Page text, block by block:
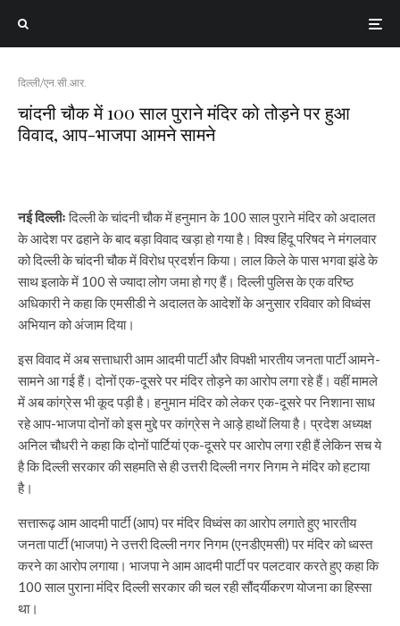
दिल्ली/एन.सी.आर.
चांदनी चौक में 100 साल पुराने मंदिर को तोड़ने पर हुआ
विवाद, आप-भाजपा आमने सामने
नई दिल्लीःदिल्ली के चांदनी चौक में हनुमान के 100 साल पुराने मंदिर को अदालत
के आदेश पर ढहाने के बाद बड़ा विवाद खड़ा हो गया है। विश्व हिंदू परिषद ने मंगलवार
को दिल्ली के चांदनी चौक में विरोध प्रदर्शन किया। लाल किले के पास भगवा झंडे के
साथ इलाके में 100 से ज्यादा लोग जमा हो गए हैं। दिल्ली पुलिस के एक वरिष्ठ
अधिकारी ने कहा कि एमसीडी ने अदालत के आदेशों के अनुसार रविवार को विध्वंस
अभियान को अंजाम दिया।
इस विवाद में अब सत्ताधारी आम आदमी पार्टी और विपक्षी भारतीय जनता पार्टी आमने-
सामने आ गई हैं। दोनों एक-दूसरे पर मंदिर तोड़ने का आरोप लगा रहे हैं। वहीं मामले
में अब कांग्रेस भी कूद पड़ी है। हनुमान मंदिर को लेकर एक-दूसरे पर निशाना साध
रहे आप-भाजपा दोनों को इस मुद्दे पर कांग्रेस ने आड़े हाथों लिया है। प्रदेश अध्यक्ष
अनिल चौधरी ने कहा कि दोनों पार्टियां एक-दूसरे पर आरोप लगा रही हैं लेकिन सच ये
है कि दिल्ली सरकार की सहमति से ही उत्तरी दिल्ली नगर निगम ने मंदिर को हटाया
है।
सत्तारूढ़ आम आदमी पार्टी (आप) पर मंदिर विध्वंस का आरोप लगाते हुए भारतीय
जनता पार्टी (भाजपा) ने उत्तरी दिल्ली नगर निगम (एनडीएमसी) पर मंदिर को ध्वस्त
करने का आरोप लगाया। भाजपा ने आम आदमी पार्टी पर पलटवार करते हुए कहा कि
100 साल पुराना मंदिर दिल्ली सरकार की चल रही सौंदर्यीकरण योजना का हिस्सा
था।